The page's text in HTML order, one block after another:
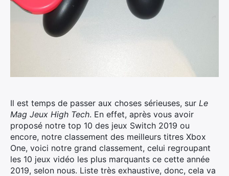
Il est temps de passer aux choses sérieuses, sur Le
Mag Jeux High Tech. En effet, après vous avoir
proposé notre top 10 des jeux Switch 2019 ou
encore, notre classement des meilleurs titres Xbox
One, voici notre grand classement, celui regroupant
les 10 jeux vidéo les plus marquants ce cette année
2019, selon nous. Liste très exhaustive, donc, cela va